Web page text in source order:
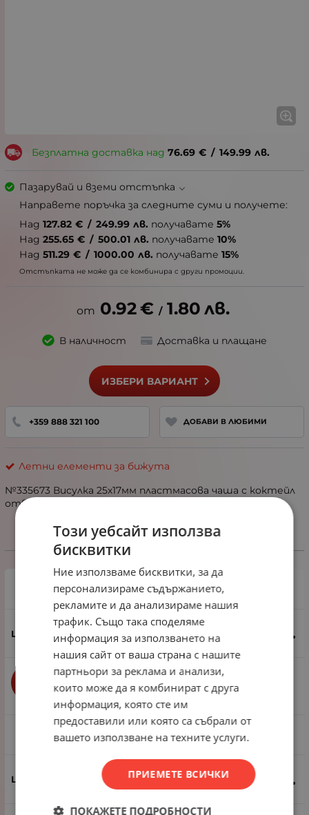
Безплатна доставка над 76.69 € / 149.99 лв.
Пазарувай и вземи отстъпка
Направете поръчка за следните суми и получете:
Над 127.82 € / 249.99 лв. получавате 5%
Над 255.65 € / 500.01 лв. получавате 10%
Над 511.29 € / 1000.00 лв. получавате 15%
Отстъпката не може да се комбинира с други промоции.
0.92€ / 1.80 лв.
В наличност Доставка и плащане
ИЗБЕРИ ВАРИАНТ
+359 888 321 100 ДОБАВИ В ЛЮБИМИ
Летни елементи за бижута
№335673 Висулка 25х17мм пластмасова чаша с коктейл
отвор 2мм 2 броя
Избери вариант
1 пак - 2 броя
0.92€ лв.
1 пак - 20 броя
6.90€ / 13.50 лв.
Този уебсайт използва
бисквитки
Ние използваме бисквитки, за да
персонализираме съдържанието,
рекламите и да анализираме нашия
трафик. Също така споделяме
информация за използването на
нашия сайт от ваша страна с нашите
партньори за реклама и анализи,
които може да я комбинират с друга
информация, която сте им
предоставили или която са събрали от
вашето използване на техните услуги.
ПРИЕМЕТЕ ВСИЧКИ
ПОКАЖЕТЕ ПОДРОБНОСТИ